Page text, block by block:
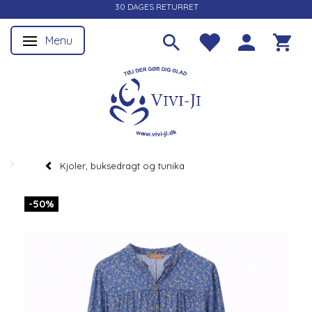
30 DAGES RETURRET
Skifte navigation
Menu
Kjoler, buksedragt og tunika
-50%